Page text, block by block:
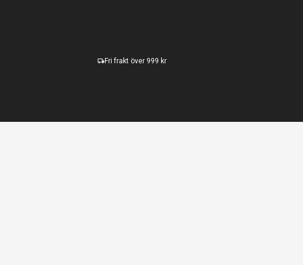
Fri frakt över 999 kr